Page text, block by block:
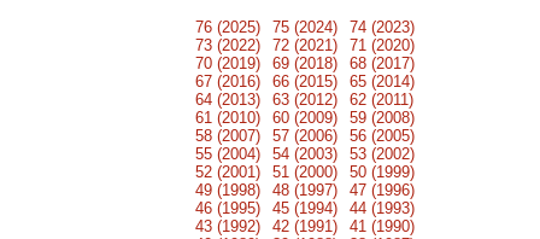
76 (2025) 75 (2024)
74 (2023)
73 (2022)
72 (2021)
71 (2020)
70 (2019)
69 (2018)
68 (2017)
67 (2016)
66 (2015)
65 (2014)
64 (2013)
63 (2012)
62 (2011)
61 (2010)
60 (2009)
59 (2008)
58 (2007)
57 (2006)
56 (2005)
55 (2004)
54 (2003)
53 (2002)
52 (2001)
51 (2000)
50 (1999)
49 (1998)
48 (1997)
47 (1996)
46 (1995)
45 (1994)
44 (1993)
43 (1992)
42 (1991)
41 (1990)